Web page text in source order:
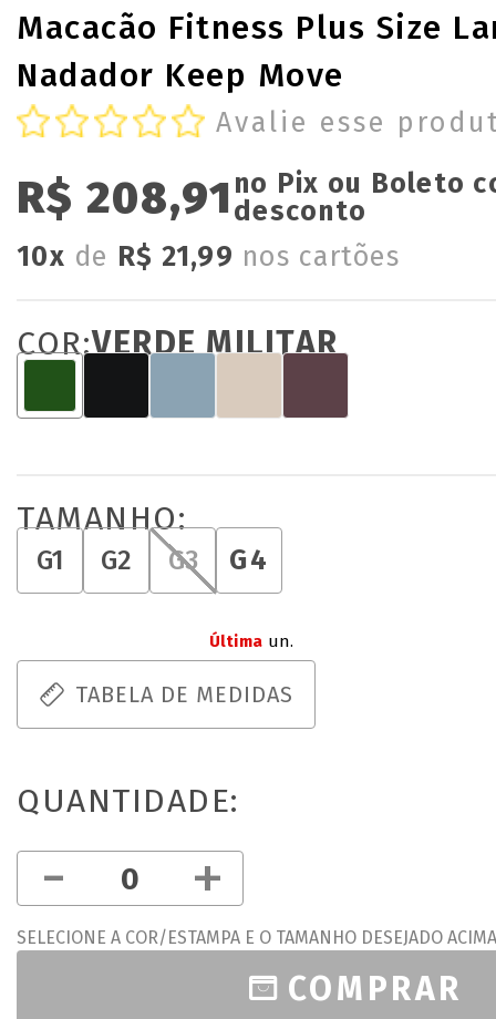
Macacão Fitness Plus Size
Nadador Keep Move
Avalie esse
R$ 208,91 no Pix ou Boleto
desconto
10x de R$ 21,99 nos cartões
COR:VERDE MILITAR
TAMANHO:
G1 G2 G3 G4
Última un.
TABELA DE MEDIDAS
QUANTIDADE:
- +
SELECIONE A COR/ESTAMPA E O TAMANHO DESEJADO ACIMA
COMPRAR